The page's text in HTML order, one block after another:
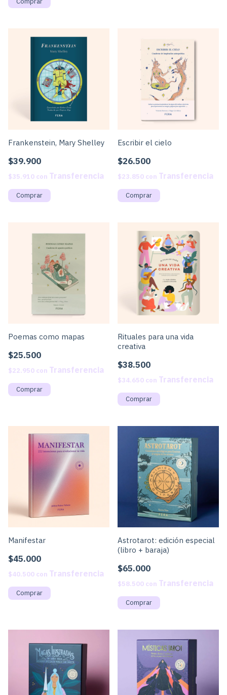
Frankenstein, Mary Shelley
$39.900
$35.910 con
Escribir el cielo
$26.500
$23.850 con
Poemas como mapas
$25.500
$22.950 con
Rituales para una vida
creativa
$38.500
$34.650 con
Manifestar
$45.000
$40.500 con
Astrotarot: edición especial
(libro + baraja)
$65.000
$58.500 con